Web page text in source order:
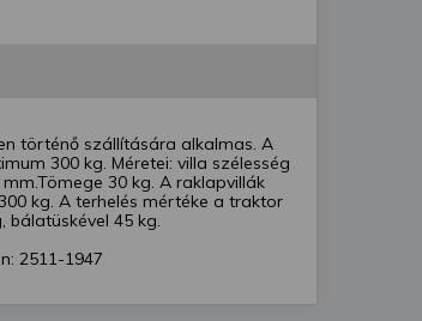
történő szállítására alkalmas. A
300 kg. Méretei: villa szélesség
30 kg. A raklapvillák
kg. A terhelés mértéke a traktor
bálatüskével 45 kg.
2511-1947